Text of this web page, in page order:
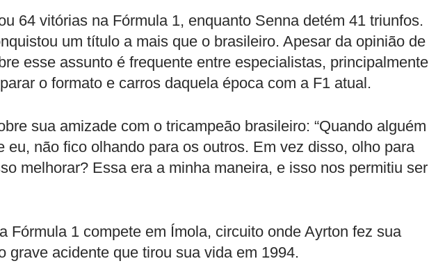
64 vitórias na Fórmula 1, enquanto Senna detém 41 triunfos.
um título a mais que o brasileiro. Apesar da opinião de
esse assunto é frequente entre especialistas, principalmente
o formato e carros daquela época com a F1 atual.
sua amizade com o tricampeão brasileiro: “Quando alguém
eu, não fico olhando para os outros. Em vez disso, olho para
melhorar? Essa era a minha maneira, e isso nos permitiu ser
Fórmula 1 compete em Ímola, circuito onde Ayrton fez sua
grave acidente que tirou sua vida em 1994.